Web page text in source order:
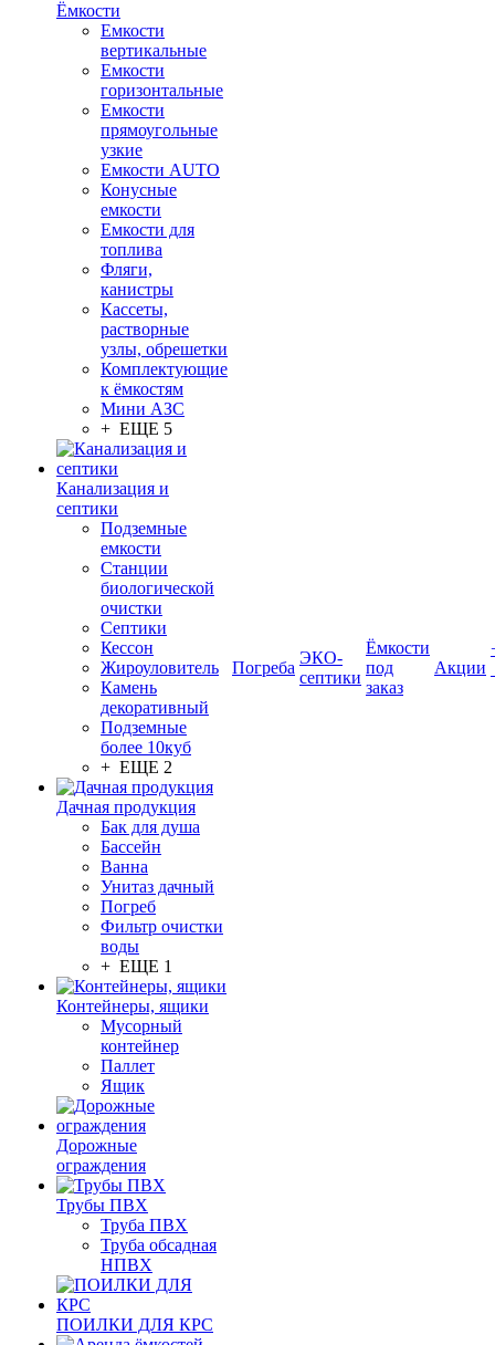
Ёмкости
Емкости
вертикальные
Емкости
горизонтальные
Емкости
прямоугольные
узкие
Емкости АUТО
Конусные
емкости
Емкости для
топлива
Фляги,
канистры
Кассеты,
растворные
узлы, обрешетки
Комплектующие
к ёмкостям
Мини АЗС
+ ЕЩЕ 5
Канализация и
септики
Подземные
емкости
Станции
биологической
очистки
Септики
Кессон
Жироуловитель
Камень
декоративный
Подземные
более 10куб
+ ЕЩЕ 2
Дачная продукция
Бак для душа
Бассейн
Ванна
Унитаз дачный
Погреб
Фильтр очистки
воды
+ ЕЩЕ 1
Контейнеры, ящики
Мусорный
контейнер
Паллет
Ящик
Дорожные
ограждения
Трубы ПВХ
Труба ПВХ
Труба обсадная
НПВХ
ПОИЛКИ ДЛЯ КРС
Погреба
ЭКО-
септики
Ёмкости
под
заказ
Акции